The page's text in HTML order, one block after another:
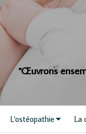
"Œuvrons
L'ostéopathie La